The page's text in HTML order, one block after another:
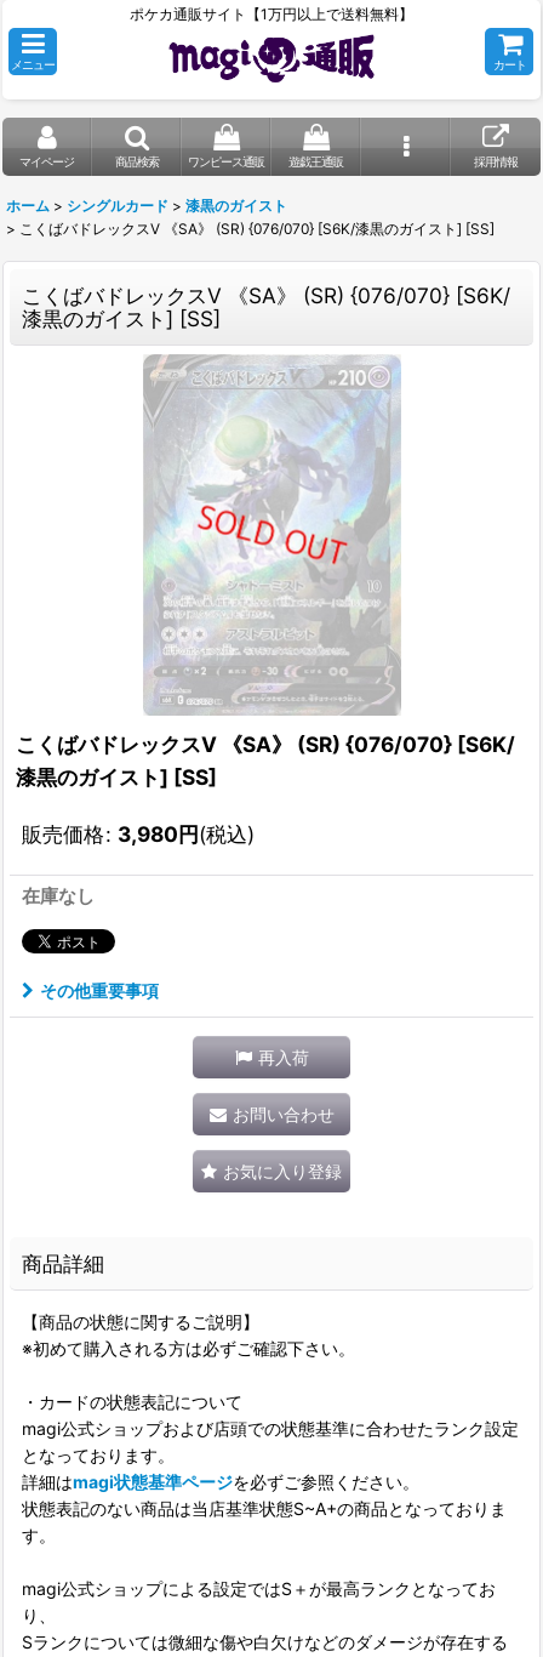
ポケカ通販サイト【1万円以上で送料無料】
メニュー カート
マイページ 商品検索 ワンピース通販 遊戯王通販 採用情報
ホーム > シングルカード > 漆黒のガイスト
> こくばバドレックスV 《SA》 (SR) {076/070} [S6K/漆黒のガイスト] [SS]
こくばバドレックスV 《SA》 (SR) {076/070} [S6K/
漆黒のガイスト] [SS]
こくばバドレックスV 《SA》 (SR) {076/070} [S6K/
漆黒のガイスト] [SS]
販売価格: 3,980円(税込)
在庫なし
その他重要事項
再入荷
お問い合わせ
お気に入り登録
商品詳細
【商品の状態に関するご説明】
※初めて購入される方は必ずご確認下さい。
・カードの状態表記について
magi公式ショップおよび店頭での状態基準に合わせたランク設定
となっております。
詳細はmagi状態基準ページを必ずご参照ください。
状態表記のない商品は当店基準状態S~A+の商品となっておりま
す。
magi公式ショップによる設定ではS＋が最高ランクとなってお
り、
Sランクについては微細な傷や白欠けなどのダメージが存在する